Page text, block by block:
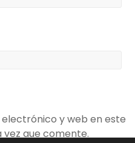
y web en este
que comente.